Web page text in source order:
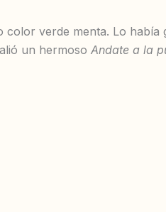
color verde menta. Lo había
un hermoso Andate a la